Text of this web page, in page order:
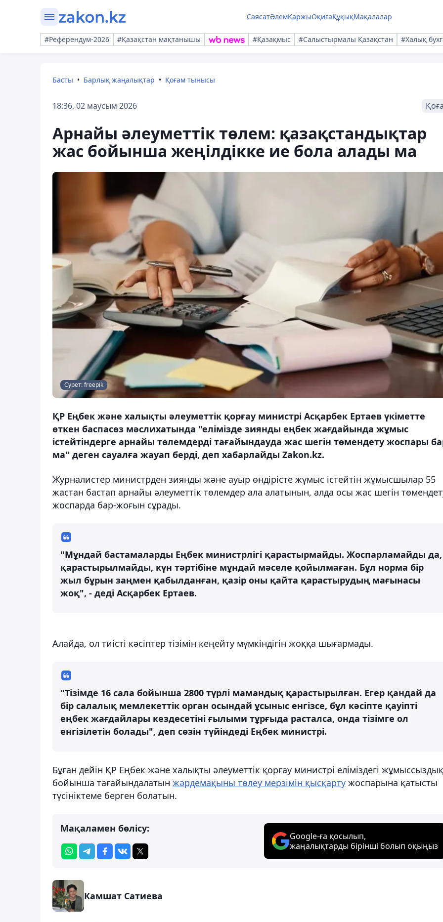
СаясатӘлемҚаржыОқиғаҚұқықМақалалар
#Референдум-2026 #Қазақстан мақтанышы #Қазақмыс #Салыстырмалы Қазақстан #Халық
Басты Барлық жаңалықтар Қоғам тынысы
18:36, 02 маусым 2026
Арнайы әлеуметтік төлем: қазақстандықтар
жас бойынша жеңілдікке ие бола алады ма
Сурет: freepik
ҚР Еңбек және халықты әлеуметтік қорғау министрі Асқарбек Ертаев үкіметте
өткен баспасөз мәслихатында "елімізде зиянды еңбек жағдайында жұмыс
істейтіндерге арнайы төлемдерді тағайындауда жас шегін төмендету жоспары
ма" деген сауалға жауап берді, деп хабарлайды Zakon.kz.
Журналистер министрден зиянды және ауыр өндірісте жұмыс істейтін жұмысшылар 55
жастан бастап арнайы әлеуметтік төлемдер ала алатынын, алда осы жас шегін
жоспарда бар-жоғын сұрады.
"Мұндай бастамаларды Еңбек министрлігі қарастырмайды. Жоспарламайды да,
қарастырылмайды, күн тәртібіне мұндай мәселе қойылмаған. Бұл норма бір
жыл бұрын заңмен қабылданған, қазір оны қайта қарастырудың мағынасы
жоқ", - деді Асқарбек Ертаев.
Алайда, ол тиісті кәсіптер тізімін кеңейту мүмкіндігін жоққа шығармады.
"Тізімде 16 сала бойынша 2800 түрлі мамандық қарастырылған. Егер қандай да
бір салалық мемлекеттік орган осындай ұсыныс енгізсе, бұл кәсіпте қауіпті
еңбек жағдайлары кездесетіні ғылыми тұрғыда расталса, онда тізімге ол
енгізілетін болады", деп сөзін түйіндеді Еңбек министрі.
Бұған дейін ҚР Еңбек және халықты әлеуметтік қорғау министрі еліміздегі жұмыссыздық
бойынша тағайындалатын жәрдемақыны төлеу мерзімін қысқарту жоспарына қатысты
түсініктеме берген болатын.
Мақаламен бөлісу:
Google-ға қосылып,
жаңалықтарды бірінші болып оқыңыз
Камшат Сатиева